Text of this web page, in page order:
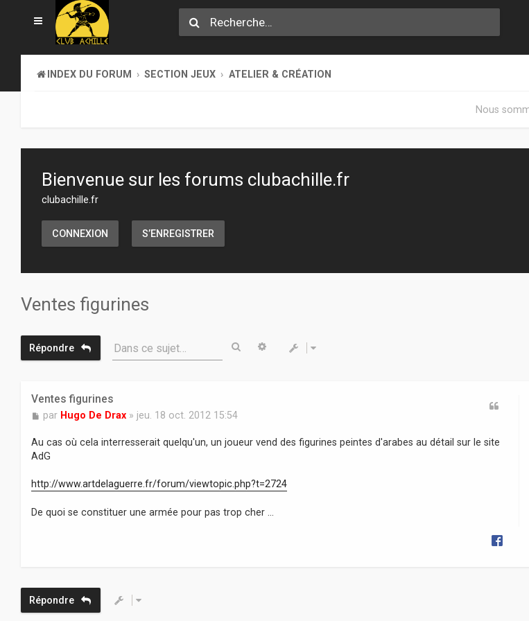
INDEX DU FORUM SECTION JEUX ATELIER & CRÉATION
Nous
Bienvenue sur les forums clubachille.fr
clubachille.fr
CONNEXION S’ENREGISTRER
Ventes figurines
Répondre Dans ce sujet… RechercherRecherche avancée
Ventes figurines
M
s
s
a
e
par Hugo De Drax» jeu. 18 oct. 2012 15:54
Au cas où cela interresserait quelqu'un, un joueur vend des figurines peintes d'arabes au détail sur le site
AdG
http://www.artdelaguerre.fr/forum/viewtopic.php?t=2724
De quoi se constituer une armée pour pas trop cher ...
Répondre